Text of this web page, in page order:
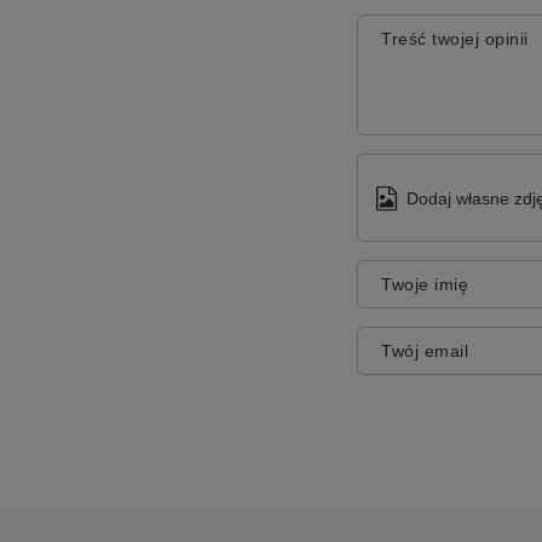
Treść twojej opinii
Dodaj własne
Twoje imię
Twój email